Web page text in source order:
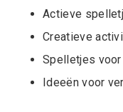
Actieve
Creatieve
Spelletjes
Ideeën voor